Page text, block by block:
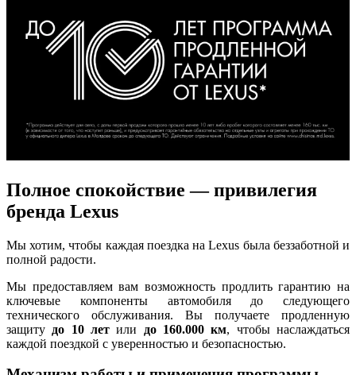
Полное спокойствие — привилегия
бренда Lexus
Мы хотим, чтобы каждая поездка на Lexus была беззаботной и
полной радости.
Мы предоставляем вам возможность продлить гарантию на
ключевые компоненты автомобиля до следующего
технического обслуживания. Вы получаете продленную
защиту до 10 лет или до 160.000 км, чтобы наслаждаться
каждой поездкой с уверенностью и безопасностью.